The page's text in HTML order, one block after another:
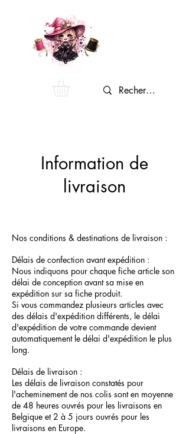
Information de
livraison
Nos conditions & destinations de livraison :
Délais de confection avant expédition :
Nous indiquons pour chaque fiche article son
délai de conception avant sa mise en
expédition sur sa fiche produit.
Si vous commandez plusieurs articles avec
des délais d'expédition différents, le délai
d'expédition de votre commande devient
automatiquement le délai d'expédition le plus
long.
Délais de livraison :
Les délais de livraison constatés pour
l'acheminement de nos colis sont en moyenne
de 48 heures ouvrés pour les livraisons en
Belgique et 2 à 5 jours ouvrés pour les
livraisons en Europe.